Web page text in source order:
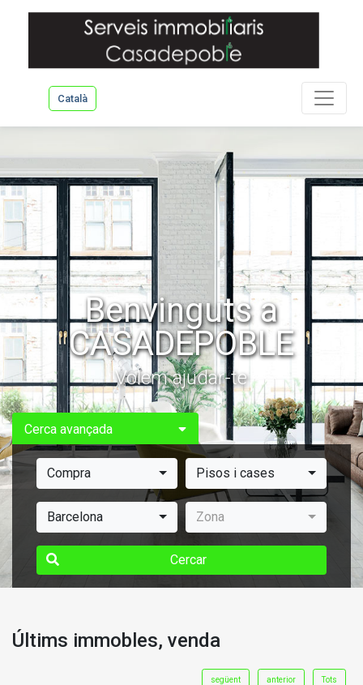
Català
Benvinguts a
CASADEPOBLE
Volem ajudar-te
Cerca avançada
Compra Pisos i cases
Barcelona Zona
Cercar
Últims immobles, venda
següent anterior Tots